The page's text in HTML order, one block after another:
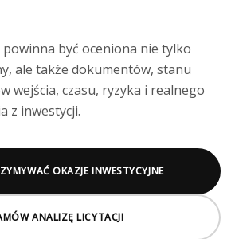
powinna być oceniona nie tylko
ale także dokumentów, stanu
wejścia, czasu, ryzyka i realnego
z inwestycji.
OKAZJE INWESTYCYJNE
ANALIZĘ LICYTACJI